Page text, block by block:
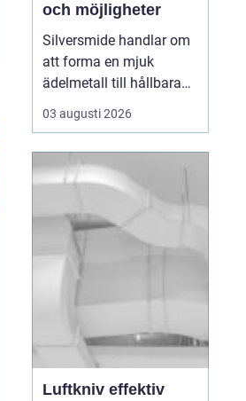
och möjligheter
Silversmide handlar om
att forma en mjuk
ädelmetall till hållbara
och personliga föremål. I
grunden rör det sig om
såga, fila, hamra och
löda. I praktiken rymmer
hantverket en hel värld
av tekniker, verktyg,
legeringar och uttryck.
03 augusti 2026
Luftkniv effektiv